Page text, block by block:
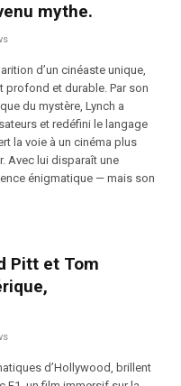
mythe.
d’un cinéaste unique,
profond et durable. Par son
du mystère, Lynch a
et redéfini le langage
la voie à un cinéma plus
Avec lui disparaît une
énigmatique — mais son
Pitt et Tom
d’Hollywood, brillent